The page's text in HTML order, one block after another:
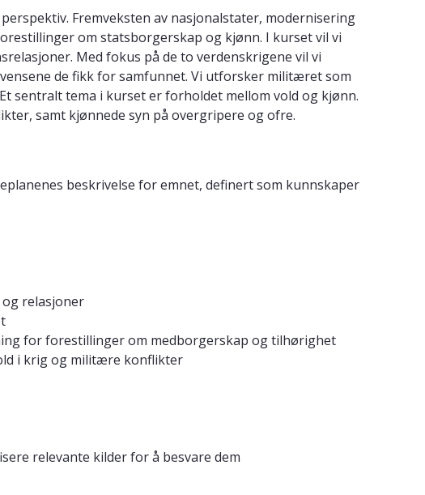
Fremveksten av nasjonalstater, modernisering
om statsborgerskap og kjønn. I kurset vil vi
Med fokus på de to verdenskrigene vil vi
de fikk for samfunnet. Vi utforsker militæret som
sentralt tema i kurset er forholdet mellom vold og kjønn.
samt kjønnede syn på overgripere og ofre.
beskrivelse for emnet, definert som kunnskaper
relasjoner
for forestillinger om medborgerskap og tilhørighet
i krig og militære konflikter
relevante kilder for å besvare dem